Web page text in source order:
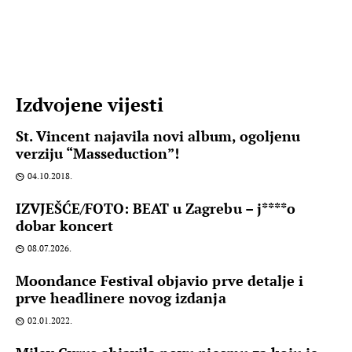
Izdvojene vijesti
St. Vincent najavila novi album, ogoljenu
verziju “Masseduction”!
04.10.2018.
IZVJEŠĆE/FOTO: BEAT u Zagrebu – j****o
dobar koncert
08.07.2026.
Moondance Festival objavio prve detalje i
prve headlinere novog izdanja
02.01.2022.